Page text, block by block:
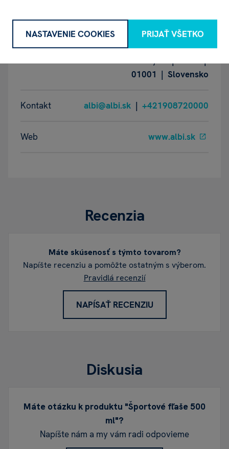
Název ALBI s.r.o.
01001 | Slovensko
Kontakt albi@albi.sk | +421908720000
Web www.albi.sk
Recenzia
Máte skúsenosť s týmto tovarom?
Napíšte recenziu a pomôžte ostatným s výberom.
Pravidlá recenzií
NAPÍSAŤ RECENZIU
Diskusia
Máte otázku k produktu "Športové fľaše 500
ml"?
Napíšte nám a my vám radi odpovieme
NASTAVENIE COOKIES PRIJAŤ VŠETKO